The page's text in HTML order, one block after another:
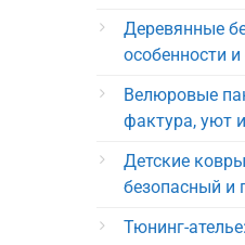
Деревянные
особенности
Велюровые
фактура, уют
Детские
безопасный и
Тюнинг-